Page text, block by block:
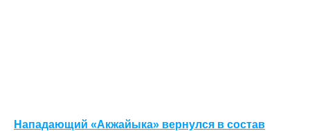
Нападающий «Акжайыка» вернулся в состав